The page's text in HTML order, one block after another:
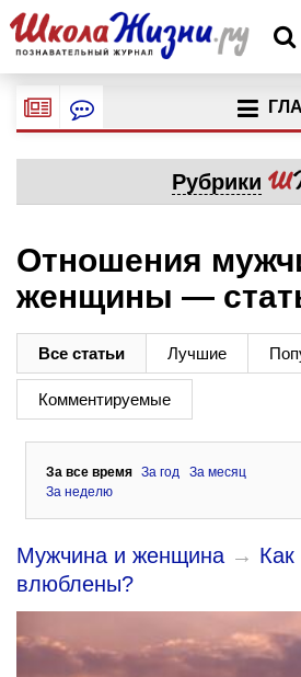
Рубрики
Отношения
женщины —
Все статьи Лучшие
Комментируемые
За все время За год
За месяц
За неделю
Мужчина и женщина → Как
влюблены?